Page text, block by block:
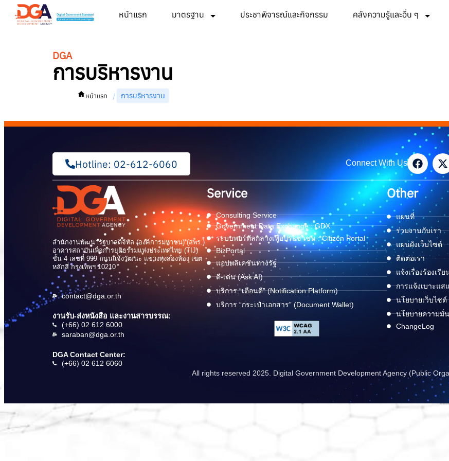
หน้าแรก มาตรฐาน ประชาพิจารณ์และกิจกรรม คลังความรู้และอื่น ๆ
DGA
การบริหารงาน
หน้าแรก / การบริหารงาน
Hotline: 02-612-6060 Connect With Us
สำนักงานพัฒนารัฐบาลดิจิทัล (องค์การมหาชน) (สพร.)
อาคารสถาบันเพื่อการยุติธรรมแห่งประเทศไทย (TIJ)
ชั้น 4 เลขที่ 999 ถนนแจ้งวัฒนะ แขวงทุ่งสองห้อง เขต
หลักสี่ กรุงเทพฯ 10210
contact@dga.or.th
งานรับ-ส่งหนังสือ และงานสารบรรณ:
(+66) 02 612 6000
saraban@dga.or.th
DGA Contact Center:
(+66) 02 612 6060
Service
Consulting Service
Government Data Exchange : GDX
ระบบพอร์ทัลกลางเพื่อประชาชน : Citizen Portal
BizPortal
แอปพลิเคชันทางรัฐ
ดี-เด่น (Ask AI)
บริการ “เตือนดี” (Notification Platform)
บริการ “กระเป๋าเอกสาร” (Document Wallet)
Other
แผนที่
ร่วมงานกับเรา
แผนผังเว็บไซต์
ติดต่อเรา
แจ้งเรื่องร้องเรี
การแจ้งเบาะแส
นโยบายเว็บไซต์
นโยบายความมั่
ChangeLog
All rights reserved 2025. Digital Government Development Agency (Public